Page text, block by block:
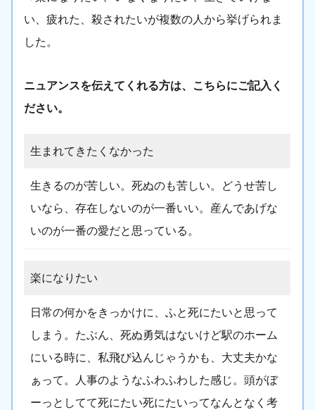
い、疲れた、殺されたいが複数の人から挙げられま
した。
ニュアンスを伝えてくれる方は、こちらにご記入く
ださい。
生まれてきたくなかった
生きるのが苦しい。死ぬのも苦しい。どうせ苦し
いなら、存在しないのが一番いい。産んであげな
いのが一番の愛だと思っている。
楽になりたい
日常の何かをきっかけに、ふと死にたいと思って
しまう。たぶん、死ぬ勇気はないけど駅のホーム
にいる時に、私飛び込んじゃうかも、大丈夫かな
ぁって。人事のようなふわふわした感じ。頭がぼ
ーっとしてて死にたい死にたいってなんとなく考